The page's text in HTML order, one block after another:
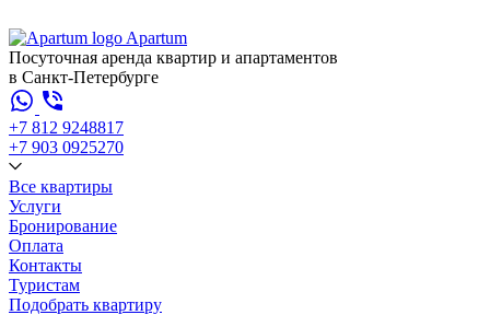
Apartum
Посуточная аренда квартир и апартаментов
в Санкт-Петербурге
+7 812 9248817
+7 903 0925270
Все квартиры
Услуги
Бронирование
Оплата
Контакты
Туристам
Подобрать квартиру